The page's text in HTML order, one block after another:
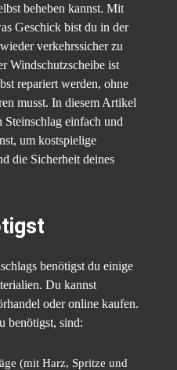
beheben kannst. Mit
Geschick bist du in der
verkehrssicher zu
Windschutzscheibe ist
repariert werden, ohne
musst. In diesem Artikel
einfach und
um kostspielige
die Sicherheit deines
benötigst du einige
Du kannst
oder online kaufen.
benötigst, sind:
(mit Harz, Spritze und